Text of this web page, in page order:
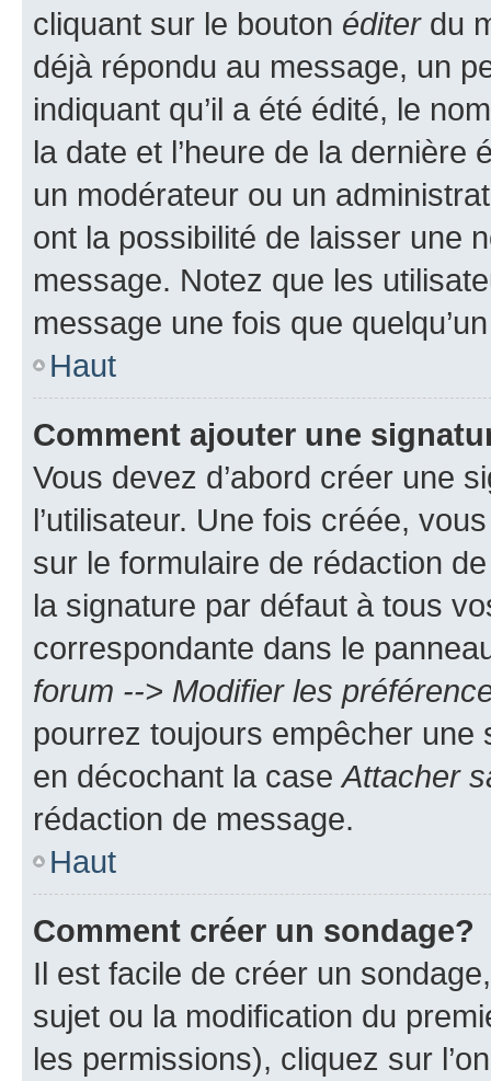
cliquant sur le bouton éditerdu
déjà répondu au message, un
indiquant qu’il a été édité, le
la date et l’heure de la dernière
un modérateur ou un
ont la possibilité de laisser une
message. Notez que les
message une fois que
Haut
Comment ajouter une
Vous devez d’abord créer une
l’utilisateur. Une fois créée,
sur le formulaire de rédaction
la signature par défaut à tous
correspondante dans le
forum --> Modifier les
pourrez toujours empêcher une
en décochant la case Attacher
rédaction de message.
Haut
Comment créer un sondage?
Il est facile de créer un
sujet ou la modification du
les permissions), cliquez sur